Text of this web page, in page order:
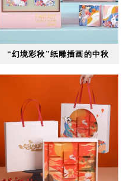
“幻境彩秋”纸雕插画的中秋
月饼包装盒